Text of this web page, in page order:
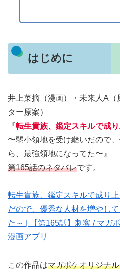
はじめに
井上菜摘（漫画）・未来人A（
ター原案）
『転生貴族、鑑定スキルで成
〜弱小領地を受け継いだので
ら、最強領地になってた〜』
第165話のネタバレです。
転生貴族、鑑定スキルで成り
だので、優秀な人材を増やし
た～ | 【第165話】刺客 / マガ
漫画アプリ
この作品はマガポケオリジナ